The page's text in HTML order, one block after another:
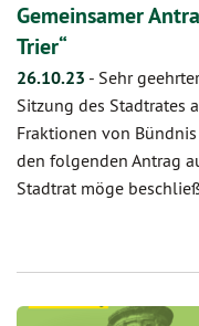
Gemeinsamer
Trier“
26.10.23 - Sehr
Sitzung des Stadtrates
Fraktionen von
den folgenden Antrag
Stadtrat möge